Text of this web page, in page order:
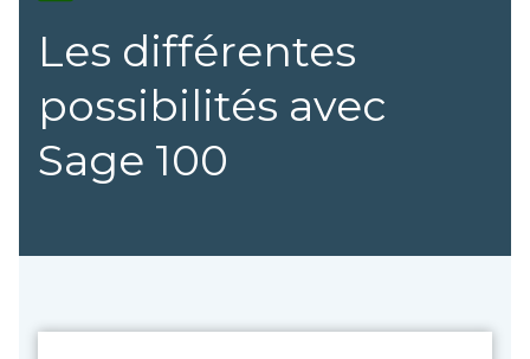
Les différentes
possibilités avec
Sage 100